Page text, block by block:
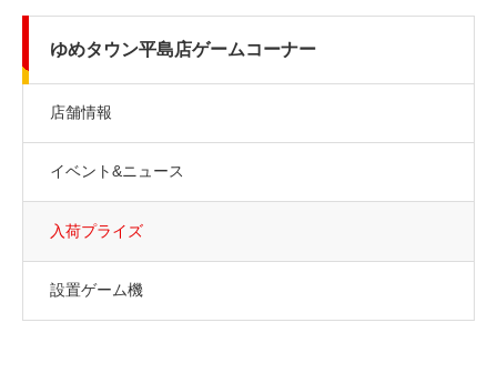
ゆめタウン平島店ゲームコーナー
店舗情報
イベント&ニュース
入荷プライズ
設置ゲーム機